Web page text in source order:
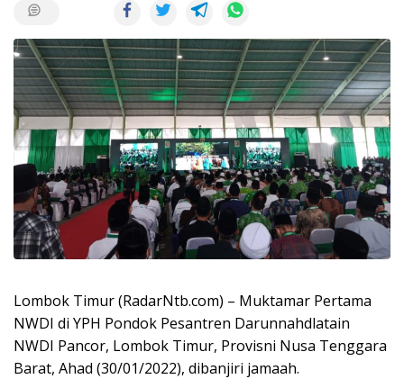
Lombok Timur (RadarNtb.com) – Muktamar Pertama
NWDI di YPH Pondok Pesantren Darunnahdlatain
NWDI Pancor, Lombok Timur, Provisni Nusa Tenggara
Barat, Ahad (30/01/2022), dibanjiri jamaah.